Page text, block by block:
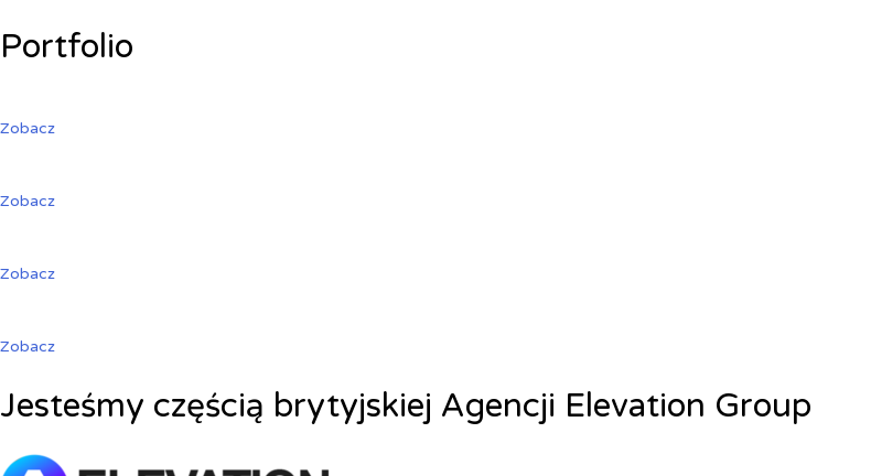
Portfolio
Zobacz
Zobacz
Zobacz
Zobacz
Jesteśmy częścią brytyjskiej Agencji Elevation Group